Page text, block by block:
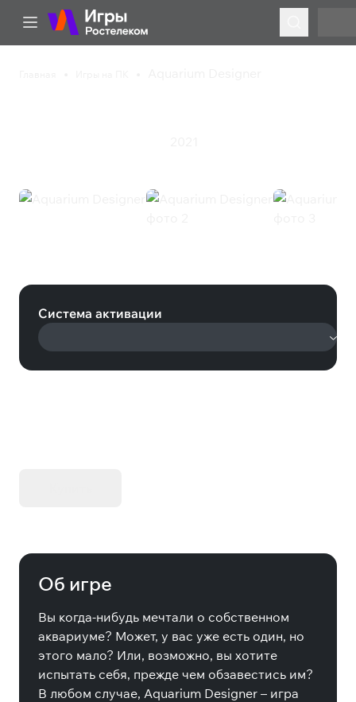
Система активации
Об игре
Вы когда-нибудь мечтали о собственном
аквариуме? Может, у вас уже есть один, но
этого мало? Или, возможно, вы хотите
испытать себя, прежде чем обзавестись им?
В любом случае, Aquarium Designer – игра